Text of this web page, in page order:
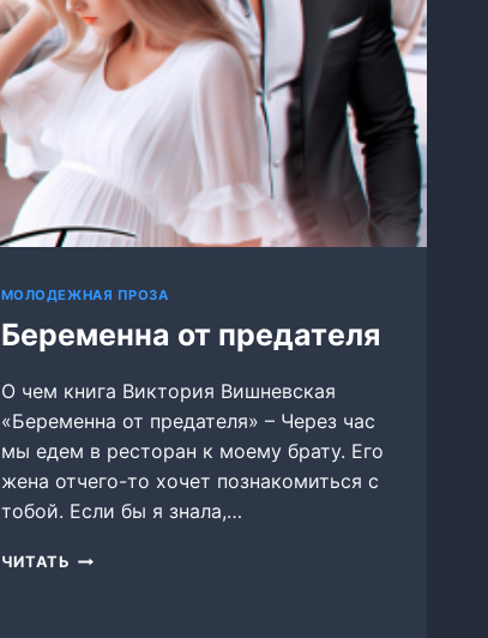
МОЛОДЕЖНАЯ ПРОЗА
Беременна от предателя
О чем книга Виктория Вишневская
«Беременна от предателя» – Через час
мы едем в ресторан к моему брату. Его
жена отчего-то хочет познакомиться с
тобой. Если бы я знала,…
ЧИТАТЬ БЕРЕМЕННА